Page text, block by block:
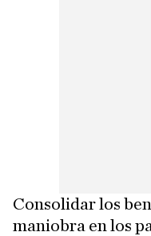
Consolidar los
maniobra en los